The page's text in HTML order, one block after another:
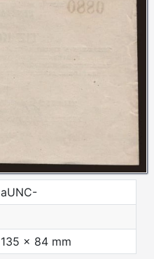
aUNC-
135 x 84 mm